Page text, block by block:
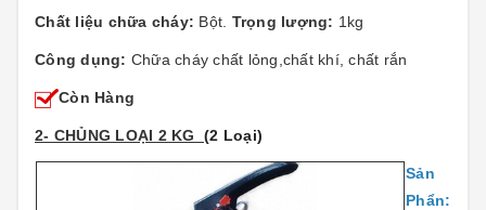
Chất liệu chữa cháy: Bột. Trọng lượng: 1kg
Công dụng: Chữa cháy chất lỏng,chất khí, chất rắn
Còn Hàng
2- CHỦNG LOẠI 2 KG (2 Loại)
Sản
Phẩn: